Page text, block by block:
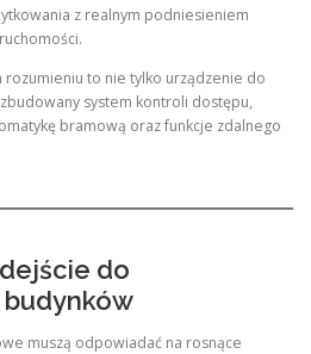
z realnym podniesieniem
to nie tylko urządzenie do
system kontroli dostępu,
bramową oraz funkcje zdalnego
do
muszą odpowiadać na rosnące